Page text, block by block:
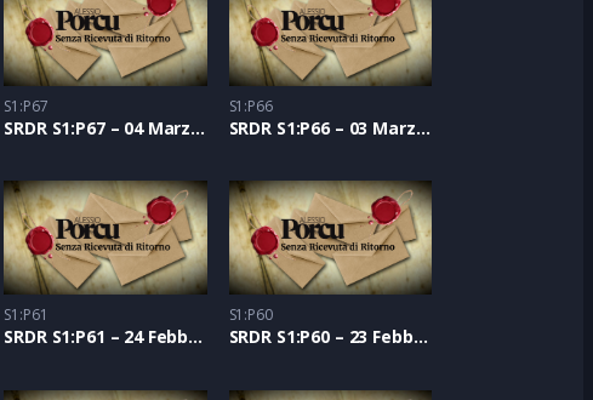
S1:P67
SRDR S1:P67 – 04 Marzo 2021
S1:P66
SRDR S1:P66 – 03 Marzo 2021
S1:P61
SRDR S1:P61 – 24 Febbraio 2021
S1:P60
SRDR S1:P60 – 23 Febbraio 2021